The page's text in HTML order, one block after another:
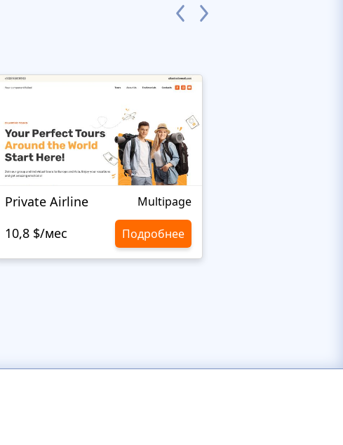
Private Airline Multipage
10,8 $/мес Подробнее